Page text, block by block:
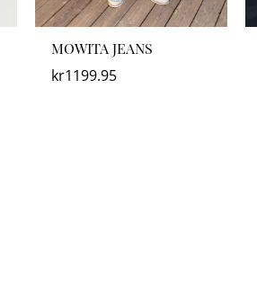
MOWITA JEANS
kr1199.95